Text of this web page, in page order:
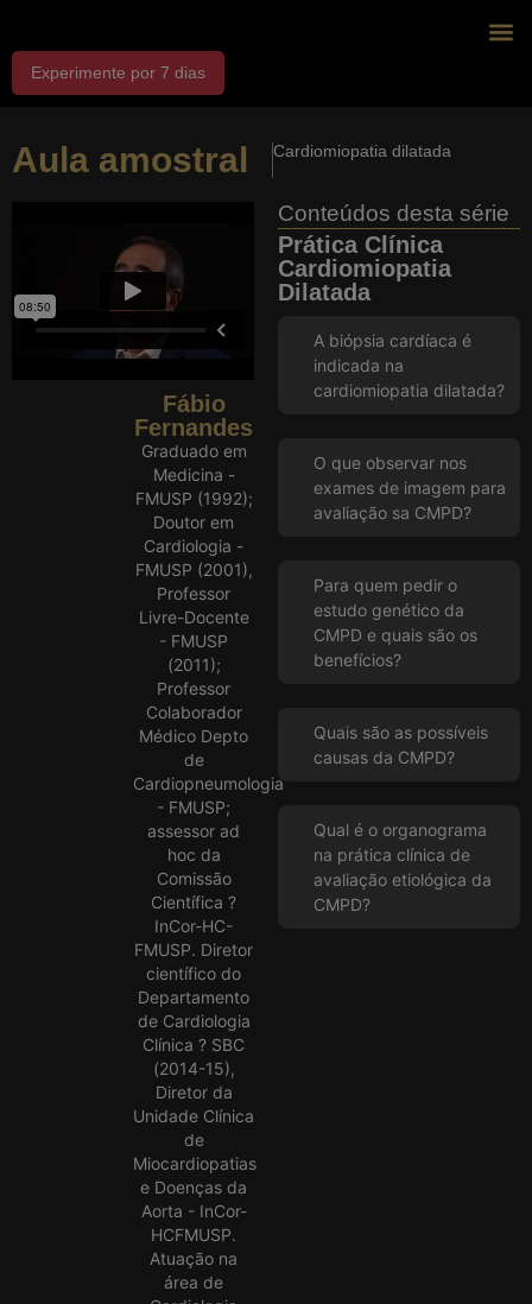
Experimente por 7 dias
Aula amostral Cardiomiopatia dilatada
Fábio
Fernandes
Graduado em
Medicina -
FMUSP (1992);
Doutor em
Cardiologia -
FMUSP (2001),
Professor
Livre-Docente
- FMUSP
(2011);
Professor
Colaborador
Médico Depto
de
Cardiopneumologia
- FMUSP;
assessor ad
hoc da
Comissão
Científica ?
InCor-HC-
FMUSP. Diretor
científico do
Departamento
de Cardiologia
Clínica ? SBC
(2014-15),
Diretor da
Unidade Clínica
de
Miocardiopatias
e Doenças da
Aorta - InCor-
HCFMUSP.
Atuação na
área de
Conteúdos desta série
Prática Clínica
Cardiomiopatia
Dilatada
A biópsia cardíaca é
indicada na
cardiomiopatia dilatada?
O que observar nos
exames de imagem para
avaliação sa CMPD?
Para quem pedir o
estudo genético da
CMPD e quais são os
benefícios?
Quais são as possíveis
causas da CMPD?
Qual é o organograma
na prática clínica de
avaliação etiológica da
CMPD?